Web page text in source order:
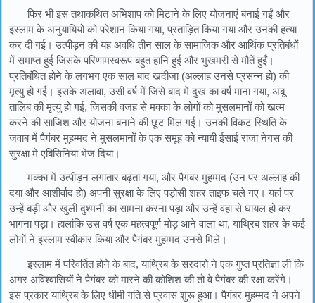
फिर भी इस तथाकथित अभिशाप को मिटाने के लिए योजनाएं बनाई गईं और
इस्लाम के अनुयायियों को परेशान किया गया, प्रताड़ित किया गया और उनकी हत्या
कर दी गई। उत्पीड़न की यह अवधि तीन साल के सामाजिक और आर्थिक प्रतिबंधों
में समाप्त हुई जिसके परिणामस्वरूप बहुत हानि हुई और भुखमरी से मौतें हुईं।
प्रतिबंधित होने के लगभग एक साल बाद खदीजा (अल्लाह उनसे प्रसन्न हो) की
मृत्यु हो गई। इसके अलावा, उसी वर्ष में जिसे बाद मे दुख का वर्ष माना गया, अबू
तालिब की मृत्यु हो गई, जिसकी वजह से मक्का के लोगों को मुसलमानों को खत्म
करने की साजिश और योजना बनाने की छूट मिल गई। उनकी विकट स्थिति के
जवाब में पैगंबर मुहम्मद ने मुसलमानों के एक समूह को न्यायी ईसाई राजा नेगस की
सुरक्षा मे एबिसिनिया भेज दिया।
मक्का में उत्पीड़न लगातार बढ़ता गया, और पैगंबर मुहम्मद (उन पर अल्लाह की
दया और आशीर्वाद हो) अपनी सुरक्षा के लिए पड़ोसी शहर ताइफ चले गए। यहां पर
उन्हें बड़ी और खुली दुश्मनी का सामना करना पड़ा और उन्हें वहां से घायल हो कर
भागना पड़ा। हालांकि उस वर्ष एक महत्वपूर्ण मोड़ आने वाला था, याथ्रिब शहर के कई
लोगों ने इस्लाम स्वीकार किया और पैगंबर मुहम्मद उनसे मिले।
इस्लाम में परिवर्तित होने के बाद, याथ्रिब के सरदारो ने एक गुप्त प्रतिज्ञा ली कि
अगर अविश्वासियों ने पैगंबर को मारने की कोशिश की तो वे पैगंबर की रक्षा करेंगे।
इस प्रकार याथ्रिब के लिए धीमी गति से प्रवास शुरू हुआ। पैगंबर मुहम्मद ने अपने